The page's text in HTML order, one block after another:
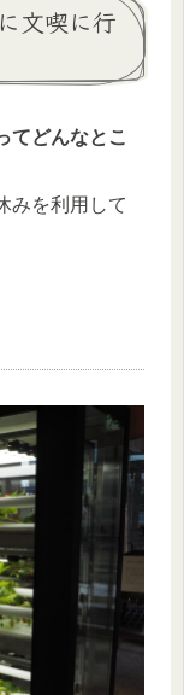
文喫に行
てどんなとこ
みを利用して